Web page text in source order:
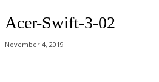
Acer-Swift-3-02
November 4, 2019